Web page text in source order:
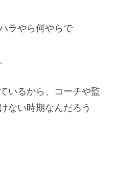
ラやら何やらで
いるから、コーチや監
ない時期なんだろう